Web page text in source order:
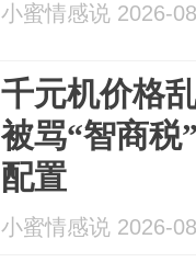
小蜜情感说 2026-
千元机价格
被骂“智商税
配置
小蜜情感说 2026-